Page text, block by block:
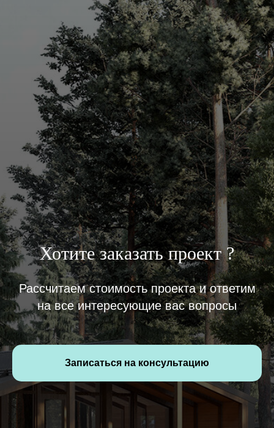
Хотите заказать проект ?
Рассчитаем стоимость проекта и ответим
на все интересующие вас вопросы
Записаться на консультацию